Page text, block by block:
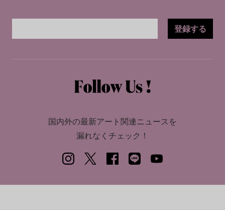
登録する
国内外の最新アート関連ニュースを
漏れなくチェック！